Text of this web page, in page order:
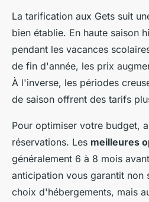
La tarification aux Gets suit
bien établie. En haute saison
pendant les vacances
de fin d'année, les prix
À l'inverse, les périodes
de saison offrent des tarifs
Pour optimiser votre budget,
réservations. Les meilleures
généralement 6 à 8 mois
anticipation vous garantit non
choix d'hébergements, mais